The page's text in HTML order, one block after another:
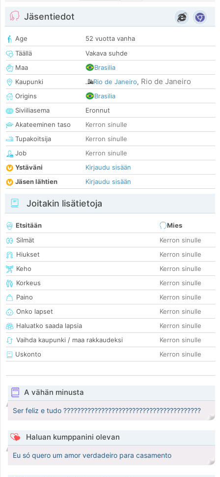
Jäsentiedot
Age
52 vuotta vanha
Täällä
Vakava suhde
Maa
Brasilia
Kaupunki
Rio de Janeiro, Rio de Janeiro
Origins
Brasilia
Siviiliasema
Eronnut
Akateeminen taso
Kerron sinulle
Tupakoitsija
Kerron sinulle
Job
Kerron sinulle
Ystäväni
Kirjaudu sisään
Jäsen lähtien
Kirjaudu sisään
Joitakin lisätietoja
Etsitään
Mies
Silmät
Kerron sinulle
Hiukset
Kerron sinulle
Keho
Kerron sinulle
Korkeus
Kerron sinulle
Paino
Kerron sinulle
Onko lapset
Kerron sinulle
Haluatko saada lapsia
Kerron sinulle
Vaihda kaupunki / maa rakkaudeksi
Kerron sinulle
Uskonto
Kerron sinulle
A vähän minusta
Ser feliz e tudo ????????????????????????????????????????
Haluan kumppanini olevan
Eu só quero um amor verdadeiro para casamento